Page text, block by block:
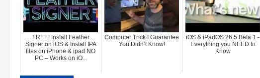
FREE! Install Feather
Signer on iOS & Install IPA
files on iPhone & ipad NO
PC – Works on iO...
Computer Trick I Guarantee
You Didn’t Know!
iOS & iPadOS 26.5 Beta 1 -
Everything you NEED to
Know